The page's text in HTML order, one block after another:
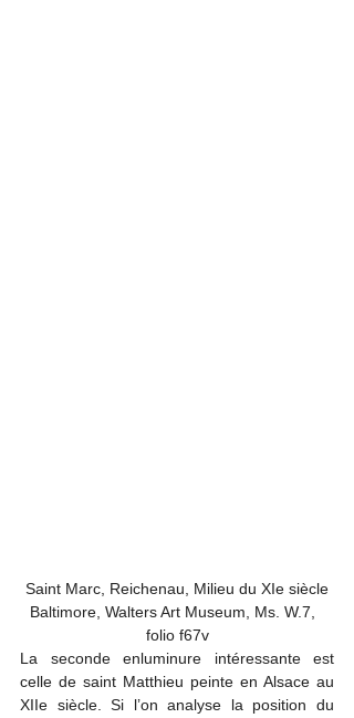
Saint Marc, Reichenau, Milieu du XIe siècle
Baltimore, Walters Art Museum, Ms. W.7,
folio f67v
La seconde enluminure intéressante est
celle de saint Matthieu peinte en Alsace au
XIIe siècle. Si l’on analyse la position du